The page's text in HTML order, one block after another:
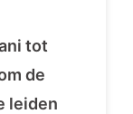
tot
de
leiden